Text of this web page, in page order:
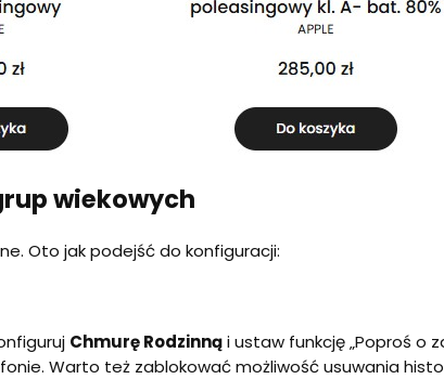
wiekowych
Oto jak podejść do konfiguracji:
Chmurę Rodzinnąi ustaw funkcję „Poproś o
Warto też zablokować możliwość usuwania